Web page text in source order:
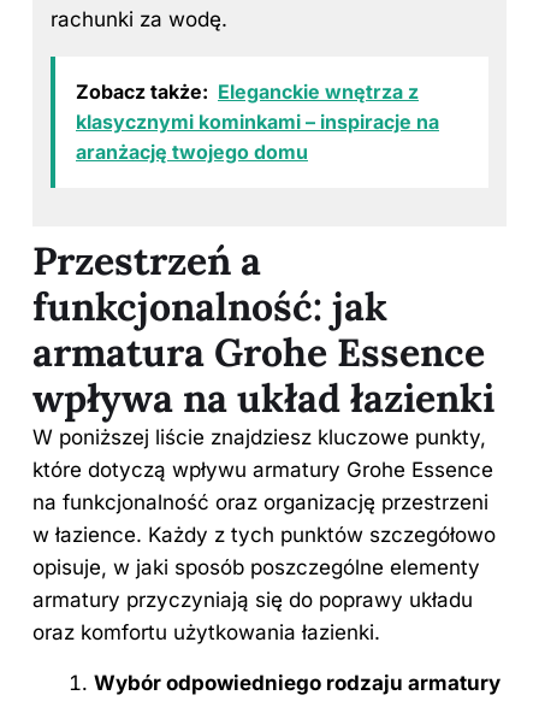
rachunki za wodę.
Zobacz także: Eleganckie wnętrza z
klasycznymi kominkami – inspiracje na
aranżację twojego domu
Przestrzeń a
funkcjonalność: jak
armatura Grohe Essence
wpływa na układ łazienki
W poniższej liście znajdziesz kluczowe punkty,
które dotyczą wpływu armatury Grohe Essence
na funkcjonalność oraz organizację przestrzeni
w łazience. Każdy z tych punktów szczegółowo
opisuje, w jaki sposób poszczególne elementy
armatury przyczyniają się do poprawy układu
oraz komfortu użytkowania łazienki.
Wybór odpowiedniego rodzaju armatury